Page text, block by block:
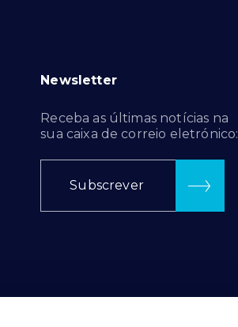
Newsletter
Receba as últimas notícias na
sua caixa de correio eletrónico:
Subscrever